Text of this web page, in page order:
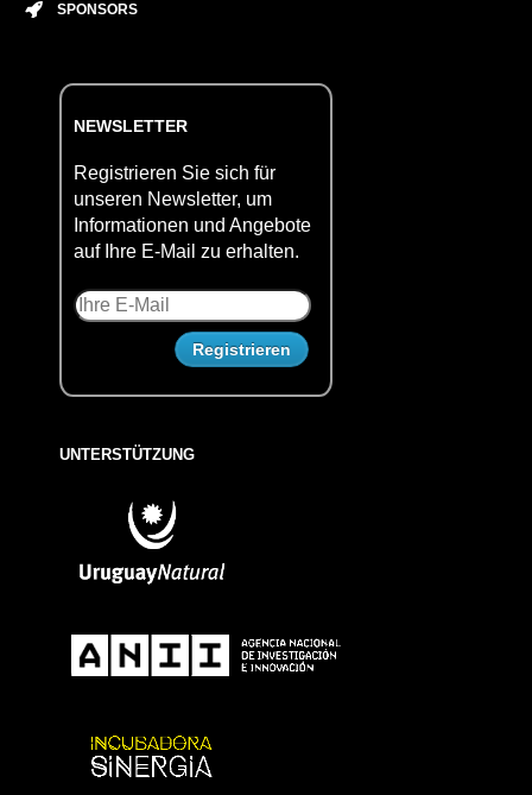
SPONSORS
NEWSLETTER
Registrieren Sie sich für
unseren Newsletter, um
Informationen und Angebote
auf Ihre E-Mail zu erhalten.
UNTERSTÜTZUNG